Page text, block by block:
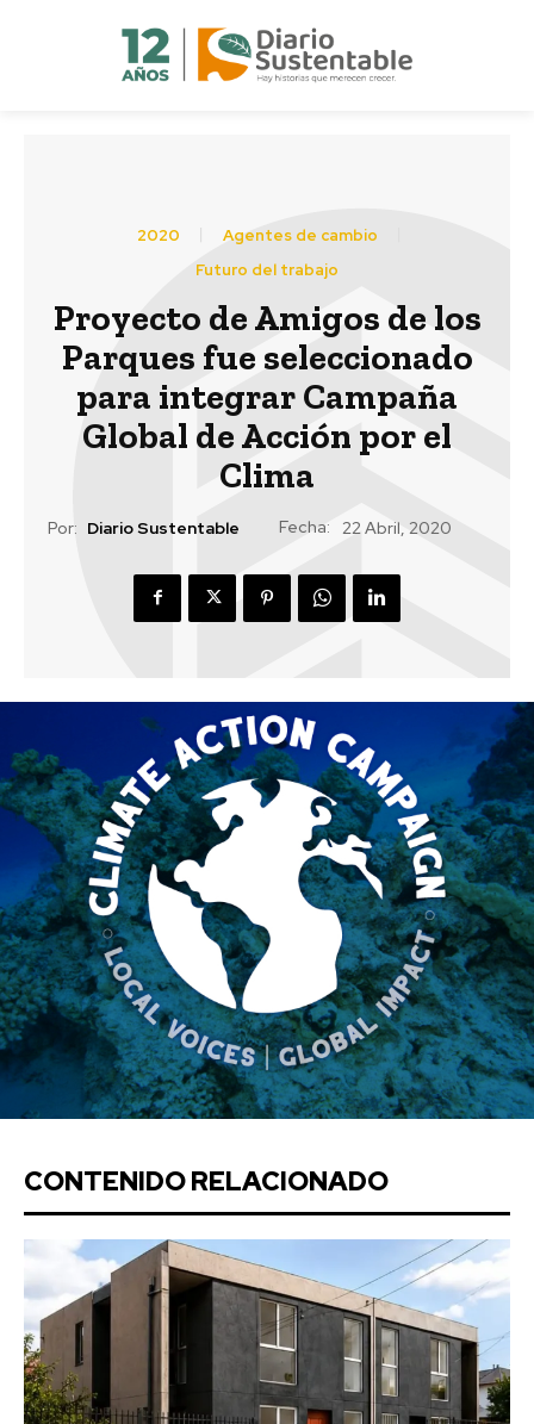
2020
Agentes de cambio
Futuro del trabajo
Proyecto de Amigos de los
Parques fue seleccionado
para integrar Campaña
Global de Acción por el
Clima
Por: Diario Sustentable Fecha: 22 Abril, 2020
CONTENIDO RELACIONADO